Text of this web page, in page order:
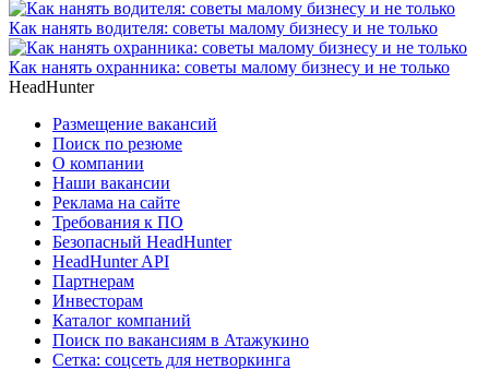
Как нанять водителя: советы малому бизнесу и не только
Как нанять охранника: советы малому бизнесу и не только
HeadHunter
Размещение вакансий
Поиск по резюме
О компании
Наши вакансии
Реклама на сайте
Требования к ПО
Безопасный HeadHunter
HeadHunter API
Партнерам
Инвесторам
Каталог компаний
Поиск по вакансиям в Атажукино
Сетка: соцсеть для нетворкинга